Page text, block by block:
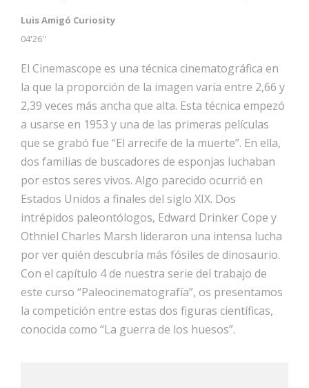
Luis Amigó Curiosity
04'26''
El Cinemascope es una técnica cinematográfica en
la que la proporción de la imagen varía entre 2,66 y
2,39 veces más ancha que alta. Esta técnica empezó
a usarse en 1953 y una de las primeras películas
que se grabó fue “El arrecife de la muerte”. En ella,
dos familias de buscadores de esponjas luchaban
por estos seres vivos. Algo parecido ocurrió en
Estados Unidos a finales del siglo XIX. Dos
intrépidos paleontólogos, Edward Drinker Cope y
Othniel Charles Marsh lideraron una intensa lucha
por ver quién descubría más fósiles de dinosaurio.
Con el capítulo 4 de nuestra serie del trabajo de
este curso “Paleocinematografía”, os presentamos
la competición entre estas dos figuras científicas,
conocida como “La guerra de los huesos”.